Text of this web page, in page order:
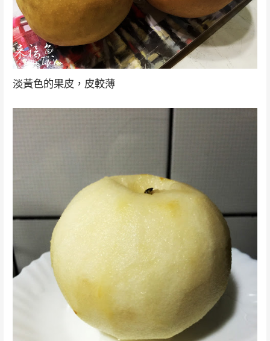
淡黃色的果皮，皮較薄